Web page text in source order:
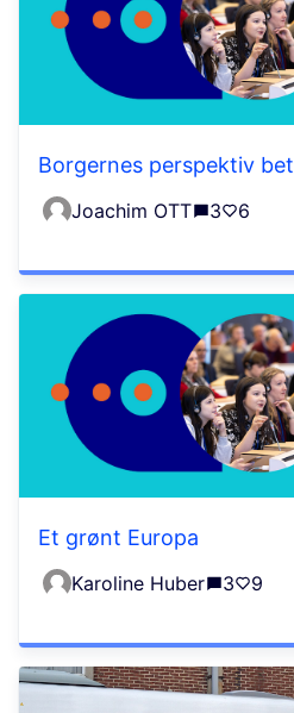
Borgernes perspektiv
Joachim OTT 3 6
Et grønt Europa
Karoline Huber 3 9